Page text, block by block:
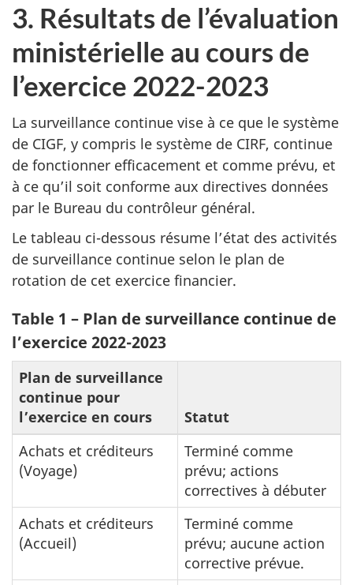
3. Résultats de l’évaluation
ministérielle au cours de
l’exercice 2022-2023
La surveillance continue vise à ce que le système
de CIGF, y compris le système de CIRF, continue
de fonctionner efficacement et comme prévu, et
à ce qu’il soit conforme aux directives données
par le Bureau du contrôleur général.
Le tableau ci-dessous résume l’état des activités
de surveillance continue selon le plan de
rotation de cet exercice financier.
Table 1 – Plan de surveillance continue de
l’exercice 2022-2023
Plan de surveillance
continue pour
l’exercice en cours
Statut
Achats et créditeurs
(Voyage)
Terminé comme
prévu; actions
correctives à débuter
Achats et créditeurs
(Accueil)
Terminé comme
prévu; aucune action
corrective prévue.